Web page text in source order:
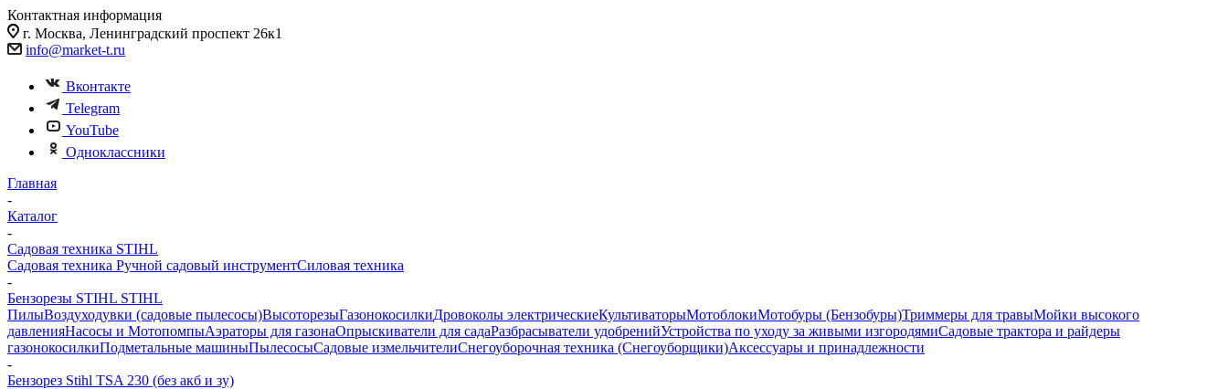
Контактная информация
г. Москва, Ленинградский проспект 26к1
info@market-t.ru
Вконтакте
Telegram
YouTube
Одноклассники
Главная
-
Каталог
-
Садовая техника STIHL
Садовая техника Ручной садовый инструментСиловая техника
-
Бензорезы STIHL STIHL
ПилыВоздуходувки (садовые пылесосы)ВысоторезыГазонокосилкиДровоколы электрическиеКультиваторыМотоблокиМотобуры (Бензобуры)Триммеры для травыМойки высокого
давленияНасосы и МотопомпыАэраторы для газонаОпрыскиватели для садаРазбрасыватели удобренийУстройства по уходу за живыми изгородямиСадовые трактора и райдеры
газонокосилкиПодметальные машиныПылесосыСадовые измельчителиСнегоуборочная техника (Снегоуборщики)Аксессуары и принадлежности
-
Бензорез Stihl TSA 230 (без акб и зу)